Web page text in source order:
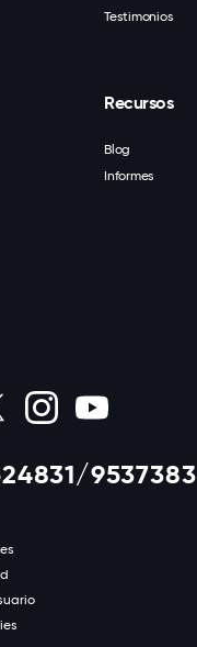
Testimonios
Recursos
Blog
Informes
9537383